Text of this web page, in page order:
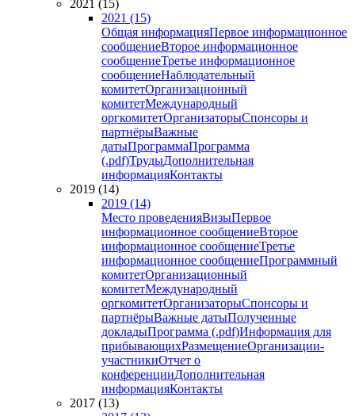
2021 (15)
2021 (15)
Общая информацияПервое информационное
сообщениеВторое информационное
сообщениеТретье информационное
сообщениеНаблюдательный
комитетОрганизационный
комитетМеждународный
оргкомитетОрганизаторыСпонсоры и
партнёрыВажные
датыПрограммаПрограмма
(.pdf)ТрудыДополнительная
информацияКонтакты
2019 (14)
2019 (14)
Место проведенияВизыПервое
информационное сообщениеВторое
информационное сообщениеТретье
информационное сообщениеПрограммный
комитетОрганизационный
комитетМеждународный
оргкомитетОрганизаторыСпонсоры и
партнёрыВажные датыПолученные
докладыПрограмма (.pdf)Информация для
прибывающихРазмещениеОрганизации-
участникиОтчет о
конференцииДополнительная
информацияКонтакты
2017 (13)